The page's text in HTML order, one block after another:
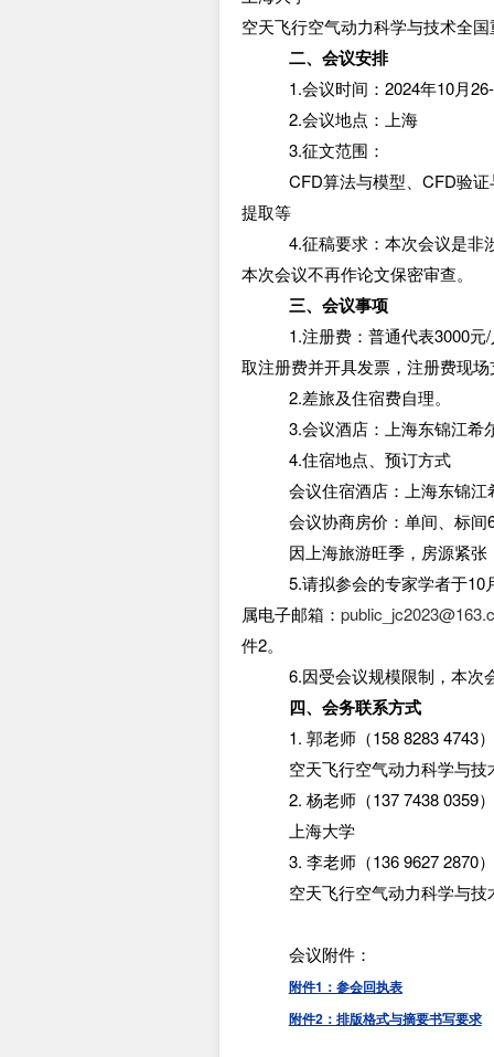
空天飞行空气动力科学与技术全
二、会议安排
1.会议时间：2024年10月
2.会议地点：上海
3.征文范围：
CFD算法与模型、CFD验
提取等
4.征稿要求：本次会议是非
本次会议不再作论文保密审查。
三、会议事项
1.注册费：普通代表3000
取注册费并开具发票，注册费现
2.差旅及住宿费自理。
3.会议酒店：上海东锦江希
4.住宿地点、预订方式
会议住宿酒店：上海东锦江
会议协商房价：单间、标间
因上海旅游旺季，房源紧
5.请拟参会的专家学者于
属电子邮箱：
件2。
6.因受会议规模限制，本次
四、会务联系方式
1. 郭老师（158 8283 4743）
空天飞行空气动力科学与
2. 杨老师（137 7438 0359）
上海大学
3. 李老师（136 9627 2870）
空天飞行空气动力科学与
会议附件：
附件1：参会回执表
附件2：排版格式与摘要书写要求